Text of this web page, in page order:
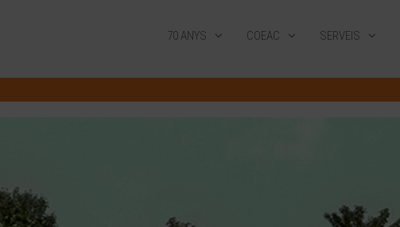
70 ANYS COEAC SERVEIS